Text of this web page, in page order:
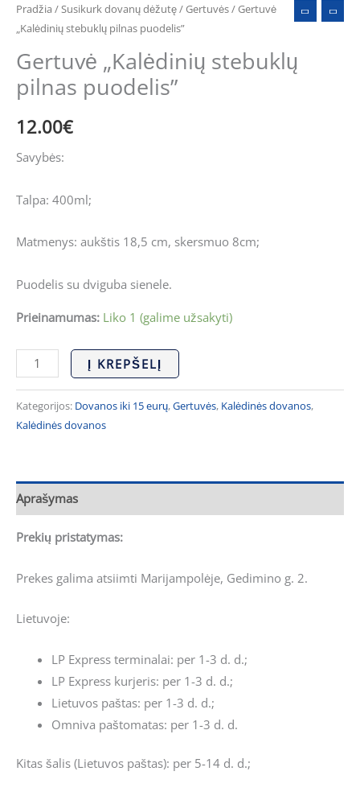
Pradžia /Susikurk dovanų dėžutę/Gertuvės/ Gertuvė
„Kalėdinių stebuklų pilnas puodelis”
Gertuvė „Kalėdinių stebuklų
pilnas puodelis”
12.00€
Savybės:
Talpa: 400ml;
Matmenys: aukštis 18,5 cm, skersmuo 8cm;
Puodelis su dviguba sienele.
Prieinamumas: Liko 1 (galime užsakyti)
Į KREPŠELĮ
Kategorijos: Dovanos iki 15 eurų,Gertuvės, Kalėdinės dovanos,
Kalėdinės dovanos
Aprašymas
Prekių pristatymas:
Prekes galima atsiimti Marijampolėje, Gedimino g. 2.
Lietuvoje:
LP Express terminalai: per 1-3 d. d.;
LP Express kurjeris: per 1-3 d. d.;
Lietuvos paštas: per 1-3 d. d.;
Omniva paštomatas: per 1-3 d. d.
Kitas šalis (Lietuvos paštas): per 5-14 d. d.;